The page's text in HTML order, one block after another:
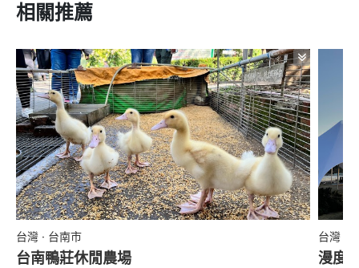
相關推薦
台灣 · 台南市
台南鴨莊休閒農場
台灣 ·
漫度